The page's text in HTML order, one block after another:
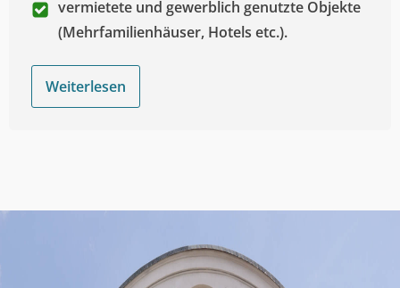
vermietete und gewerblich genutzte Objekte
(Mehrfamilienhäuser, Hotels etc.).
Weiterlesen